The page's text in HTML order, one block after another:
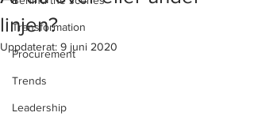
Transformation
Procurement
Trends
Leadership
linjen?
Uppdaterat: 9 juni 2020